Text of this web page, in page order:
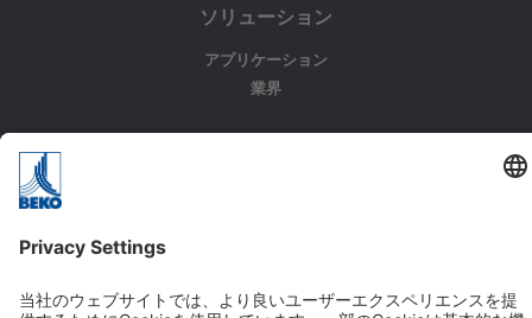
ソリューション
アプリケーション
業界
BEKO TECHNOLOGIES K.K.
Phone: +81 (44) 3287601